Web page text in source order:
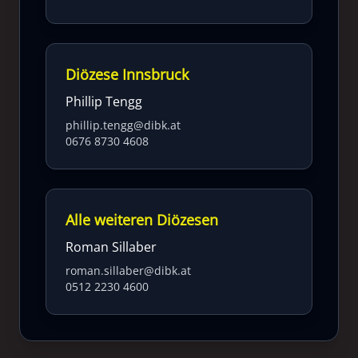
Diözese Innsbruck
Phillip Tengg
phillip.tengg@dibk.at
0676 8730 4608
Alle weiteren Diözesen
Roman Sillaber
roman.sillaber@dibk.at
0512 2230 4600